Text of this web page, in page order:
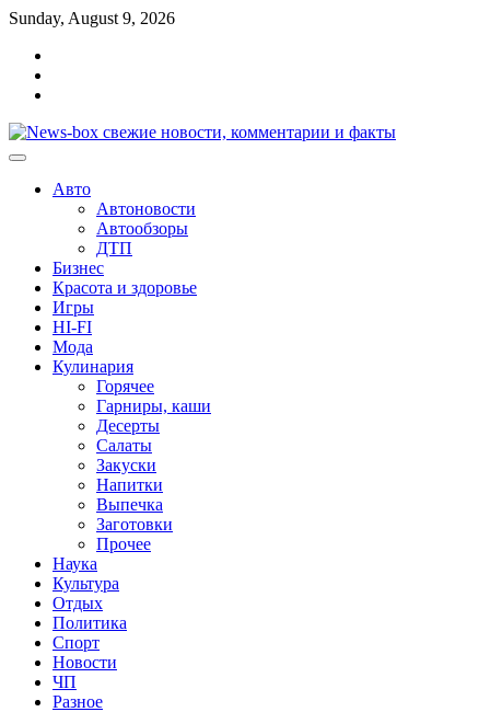
Перейти
содержимому
Sunday, August 9, 2026
Авто
Автоновости
Автообзоры
ДТП
Бизнес
Красота и здоровье
Игры
HI-FI
Мода
Кулинария
Горячее
Гарниры, каши
Десерты
Салаты
Закуски
Напитки
Выпечка
Заготовки
Прочее
Наука
Культура
Отдых
Политика
Спорт
Новости
ЧП
Разное